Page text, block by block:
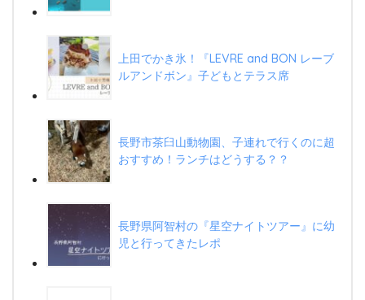
上田でかき氷！『LEVRE and BON レーブ
ルアンドボン』子どもとテラス席
長野市茶臼山動物園、子連れで行くのに超
おすすめ！ランチはどうする？？
長野県阿智村の『星空ナイトツアー』に幼
児と行ってきたレポ